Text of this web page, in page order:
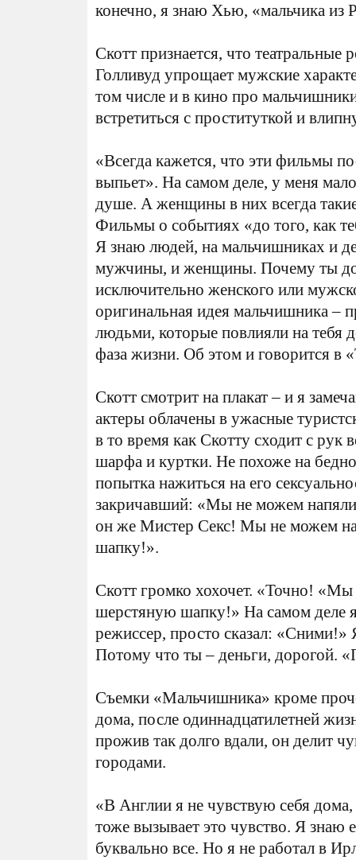
конечно, я знаю Хью, «мальчика из
Скотт признается, что театральные
Голливуд упрощает мужские
том числе и в кино про
встретиться с проституткой и
«Всегда кажется, что эти фильмы
выпьет». На самом деле, у меня
душе. А женщины в них всегда
Фильмы о событиях «до того, как
Я знаю людей, на мальчишниках и
мужчины, и женщины. Почему ты
исключительно женского или
оригинальная идея мальчишника –
людьми, которые повлияли на тебя
фаза жизни. Об этом и говорится в
Скотт смотрит на плакат – и я
актеры облачены в ужасные
в то время как Скотту сходит с рук
шарфа и куртки. Не похоже на
попытка нажиться на его
закричавший: «Мы не можем
он же Мистер Секс! Мы не можем
шапку!».
Скотт громко хохочет. «Точно! «Мы
шерстяную шапку!» На самом деле
режиссер, просто сказал:
Потому что ты – деньги, дорогой.
Съемки «Мальчишника» кроме
дома, после одиннадцатилетней
прожив так долго вдали, он делит
городами.
«В Англии я не чувствую себя
тоже вызывает это чувство. Я знаю
буквально все. Но я не работал в